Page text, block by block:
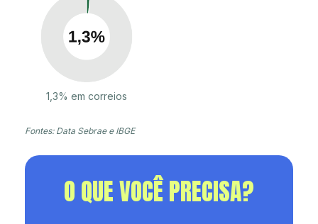
1,3% em correios
Fontes: Data Sebrae e IBGE
O QUE VOCÊ PRECISA?